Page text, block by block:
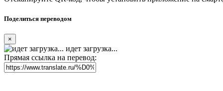
Поделиться переводом
×
идет загрузка...
Прямая ссылка на перевод: